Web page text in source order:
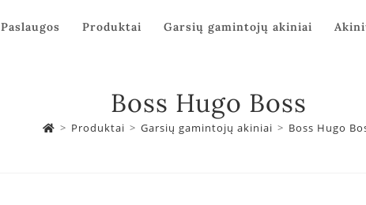
Paslaugos Produktai Garsių gamintojų akiniai
Boss Hugo Boss
> Produktai > Garsių gamintojų akiniai > Boss Hugo